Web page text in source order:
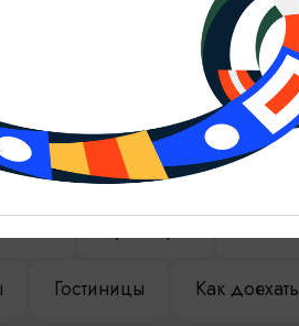
Гостиницы Как доехать